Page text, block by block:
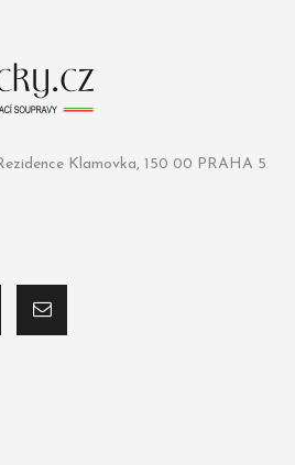
Klamovka, 150 00 PRAHA 5